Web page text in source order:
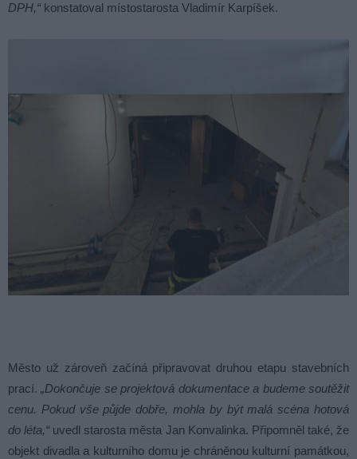
DPH,“ konstatoval místostarosta Vladimír Karpíšek.
Město už zároveň začíná připravovat druhou etapu stavebních
prací.„Dokončuje se projektová dokumentace a budeme soutěžit
cenu. Pokud vše půjde dobře, mohla by být malá scéna hotová
do léta,“ uvedl starosta města Jan Konvalinka. Připomněl také, že
objekt divadla a kulturního domu je chráněnou kulturní památkou,